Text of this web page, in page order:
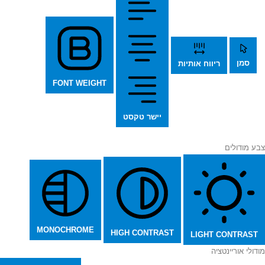
סמן ריווח אותיות
יישר טקסט
FONT WEIGHT
צבע מודולים
LIGHT CONTRAST
HIGH CONTRAST
MONOCHROME
מודולי אוריינטציה